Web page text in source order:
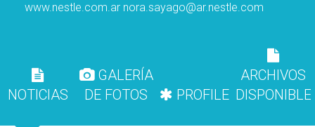
www.nestle.com.ar nora.sayago@ar.nestle.com
NOTICIAS
GALERÍA
DE FOTOS
PROFILE
ARCHIVOS